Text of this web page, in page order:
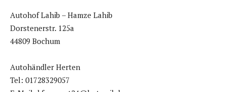
Autohof Lahib – Hamze Lahib
Dorstenerstr. 125a
44809 Bochum
Autohändler Herten
Tel: 01728329057